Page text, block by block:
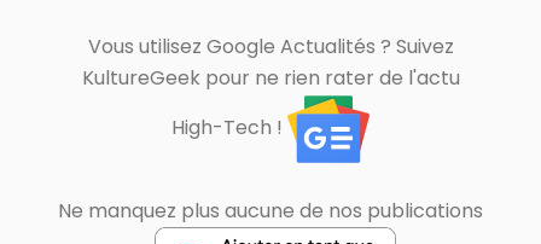
Vous utilisez Google Actualités ? Suivez
KultureGeek pour ne rien rater de l'actu
High-Tech !
Ne manquez plus aucune de nos publications